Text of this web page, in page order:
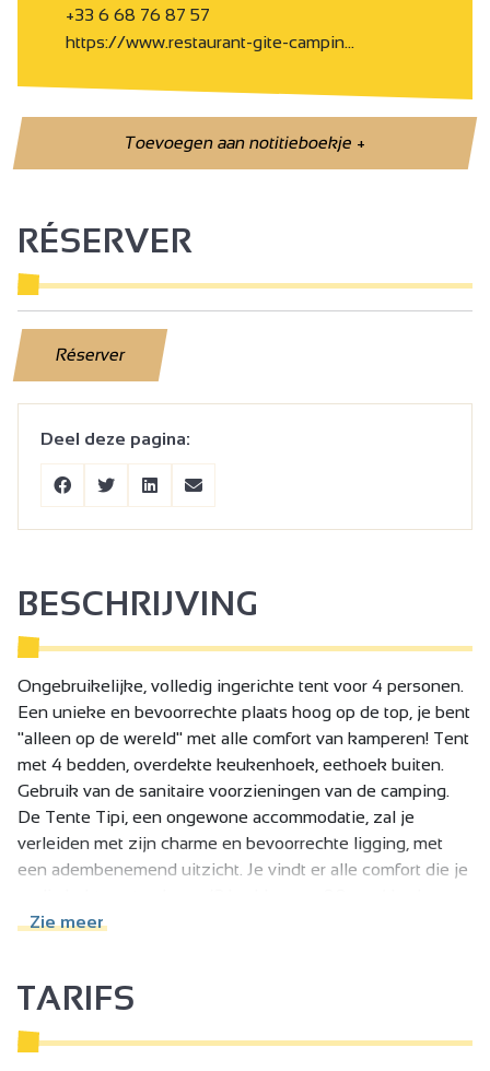
+33 6 68 76 87 57
https://www.restaurant-gite-campin…
Toevoegen aan notitieboekje+
RÉSERVER
Réserver
Deel deze pagina:
BESCHRIJVING
Ongebruikelijke, volledig ingerichte tent voor 4 personen.
Een unieke en bevoorrechte plaats hoog op de top, je bent
"alleen op de wereld" met alle comfort van kamperen! Tent
met 4 bedden, overdekte keukenhoek, eethoek buiten.
Gebruik van de sanitaire voorzieningen van de camping.
De Tente Tipi, een ongewone accommodatie, zal je
verleiden met zijn charme en bevoorrechte ligging, met
een adembenemend uitzicht. Je vindt er alle comfort die je
140 cm, lakens, kussens en dekbedden aanwezig, maar
servies) en uit te rusten (picknicktafel buiten, ligstoelen
die je van binnen naar buiten kunt verplaatsen). De
sanitaire voorzieningen van de camping bestaan uit
Zie meer
TARIFS